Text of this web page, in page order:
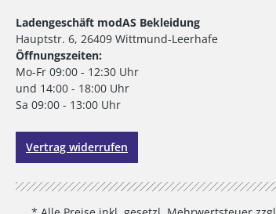
Ladengeschäft modAS Bekleidung
Hauptstr. 6, 26409 Wittmund-Leerhafe
Öffnungszeiten:
Mo-Fr 09:00 - 12:30 Uhr
und 14:00 - 18:00 Uhr
Sa 09:00 - 13:00 Uhr
Vertrag widerrufen